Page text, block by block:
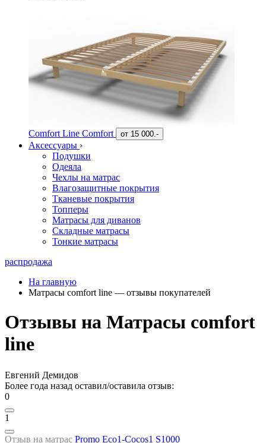
Comfort Line Comfort от 15 000.-
Аксессуары ›
Подушки
Одеяла
Чехлы на матрас
Влагозащитные покрытия
Тканевые покрытия
Топперы
Матрасы для диванов
Складные матрасы
Тонкие матрасы
распродажа
На главную
Матрасы comfort line — отзывы покупателей
Отзывы на Матрасы comfort
line
Евгений Демидов
Более года назад оставил/оставила отзыв:
0
1
Отзыв на матрас Promo Eco1-Cocos1 S1000